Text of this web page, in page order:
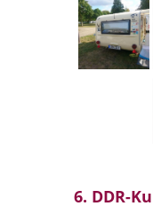
6. DDR-